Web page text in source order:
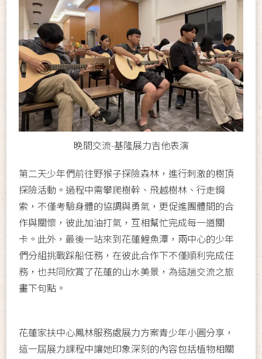
晚間交流-基隆展力吉他表演
第二天少年們前往野猴子探險森林，進行刺激的樹頂
探險活動。過程中需攀爬樹幹、飛越樹林、行走鋼
索，不僅考驗身體的協調與勇氣，更促進團體間的合
作與關懷，彼此加油打氣，互相幫忙完成每一道關
卡。此外，最後一站來到花蓮鯉魚潭，兩中心的少年
們分組挑戰踩船任務，在彼此合作下不僅順利完成任
務，也共同欣賞了花蓮的山水美景，為這趟交流之旅
畫下句點。
花蓮家扶中心鳳林服務處展力方案青少年小圓分享，
這一屆展力課程中讓她印象深刻的內容包括植物相關